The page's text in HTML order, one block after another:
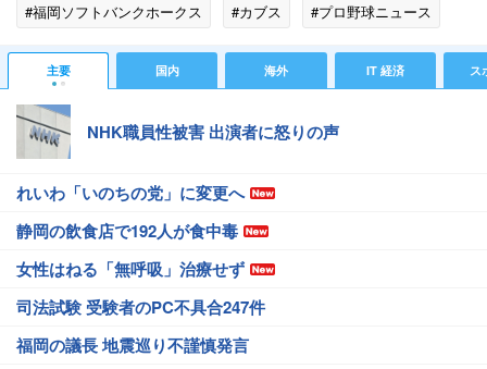
#福岡ソフトバンクホークス
#カブス
#プロ野球ニュース
#スポーツニュース・トピックス
主要 国内 海外 IT 経済 ス
NHK職員性被害 出演者に怒りの声
れいわ「いのちの党」に変更へ
静岡の飲食店で192人が食中毒
女性はねる「無呼吸」治療せず
司法試験 受験者のPC不具合247件
福岡の議長 地震巡り不謹慎発言